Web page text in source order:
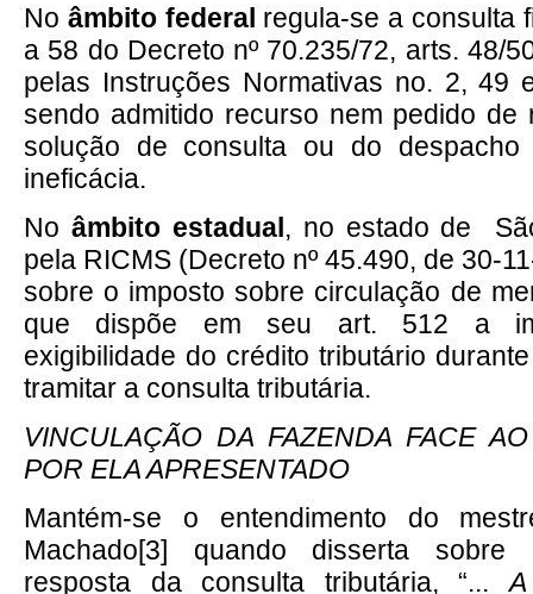
No âmbito federal regula-se a consulta
a 58 do Decreto nº 70.235/72, arts. 48/
pelas Instruções Normativas no. 2, 49
sendo admitido recurso nem pedido de
solução de consulta ou do
ineficácia.
No âmbito estadual, no estado de
pela RICMS (Decreto nº 45.490, de 30-
sobre o imposto sobre circulação de
que dispõe em seu art. 512 a
exigibilidade do crédito tributário
tramitar a consulta tributária.
VINCULAÇÃO DA FAZENDA FACE
POR ELA APRESENTADO
Mantém-se o entendimento do
Machado[3] quando disserta sobre
resposta da consulta tributária, “... A